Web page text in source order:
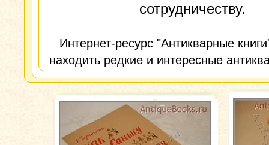
сотрудничеству.
Интернет-ресурс "Антикварные
находить редкие и интересные